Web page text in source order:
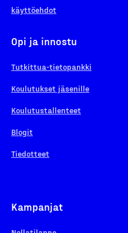
käyttöehdot
Opi ja innostu
Tutkittua-tietopankki
Koulutukset jäsenille
Koulutustallenteet
Blogit
Tiedotteet
Kampanjat